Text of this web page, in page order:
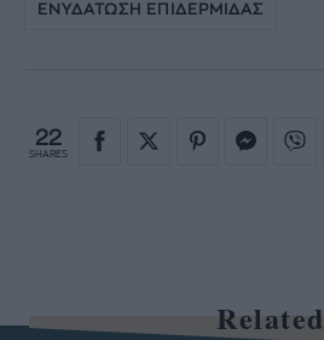
ΕΝΥΔΑΤΩΣΗ ΕΠΙΔΕΡΜΙΔΑΣ
22
SHARES
Related